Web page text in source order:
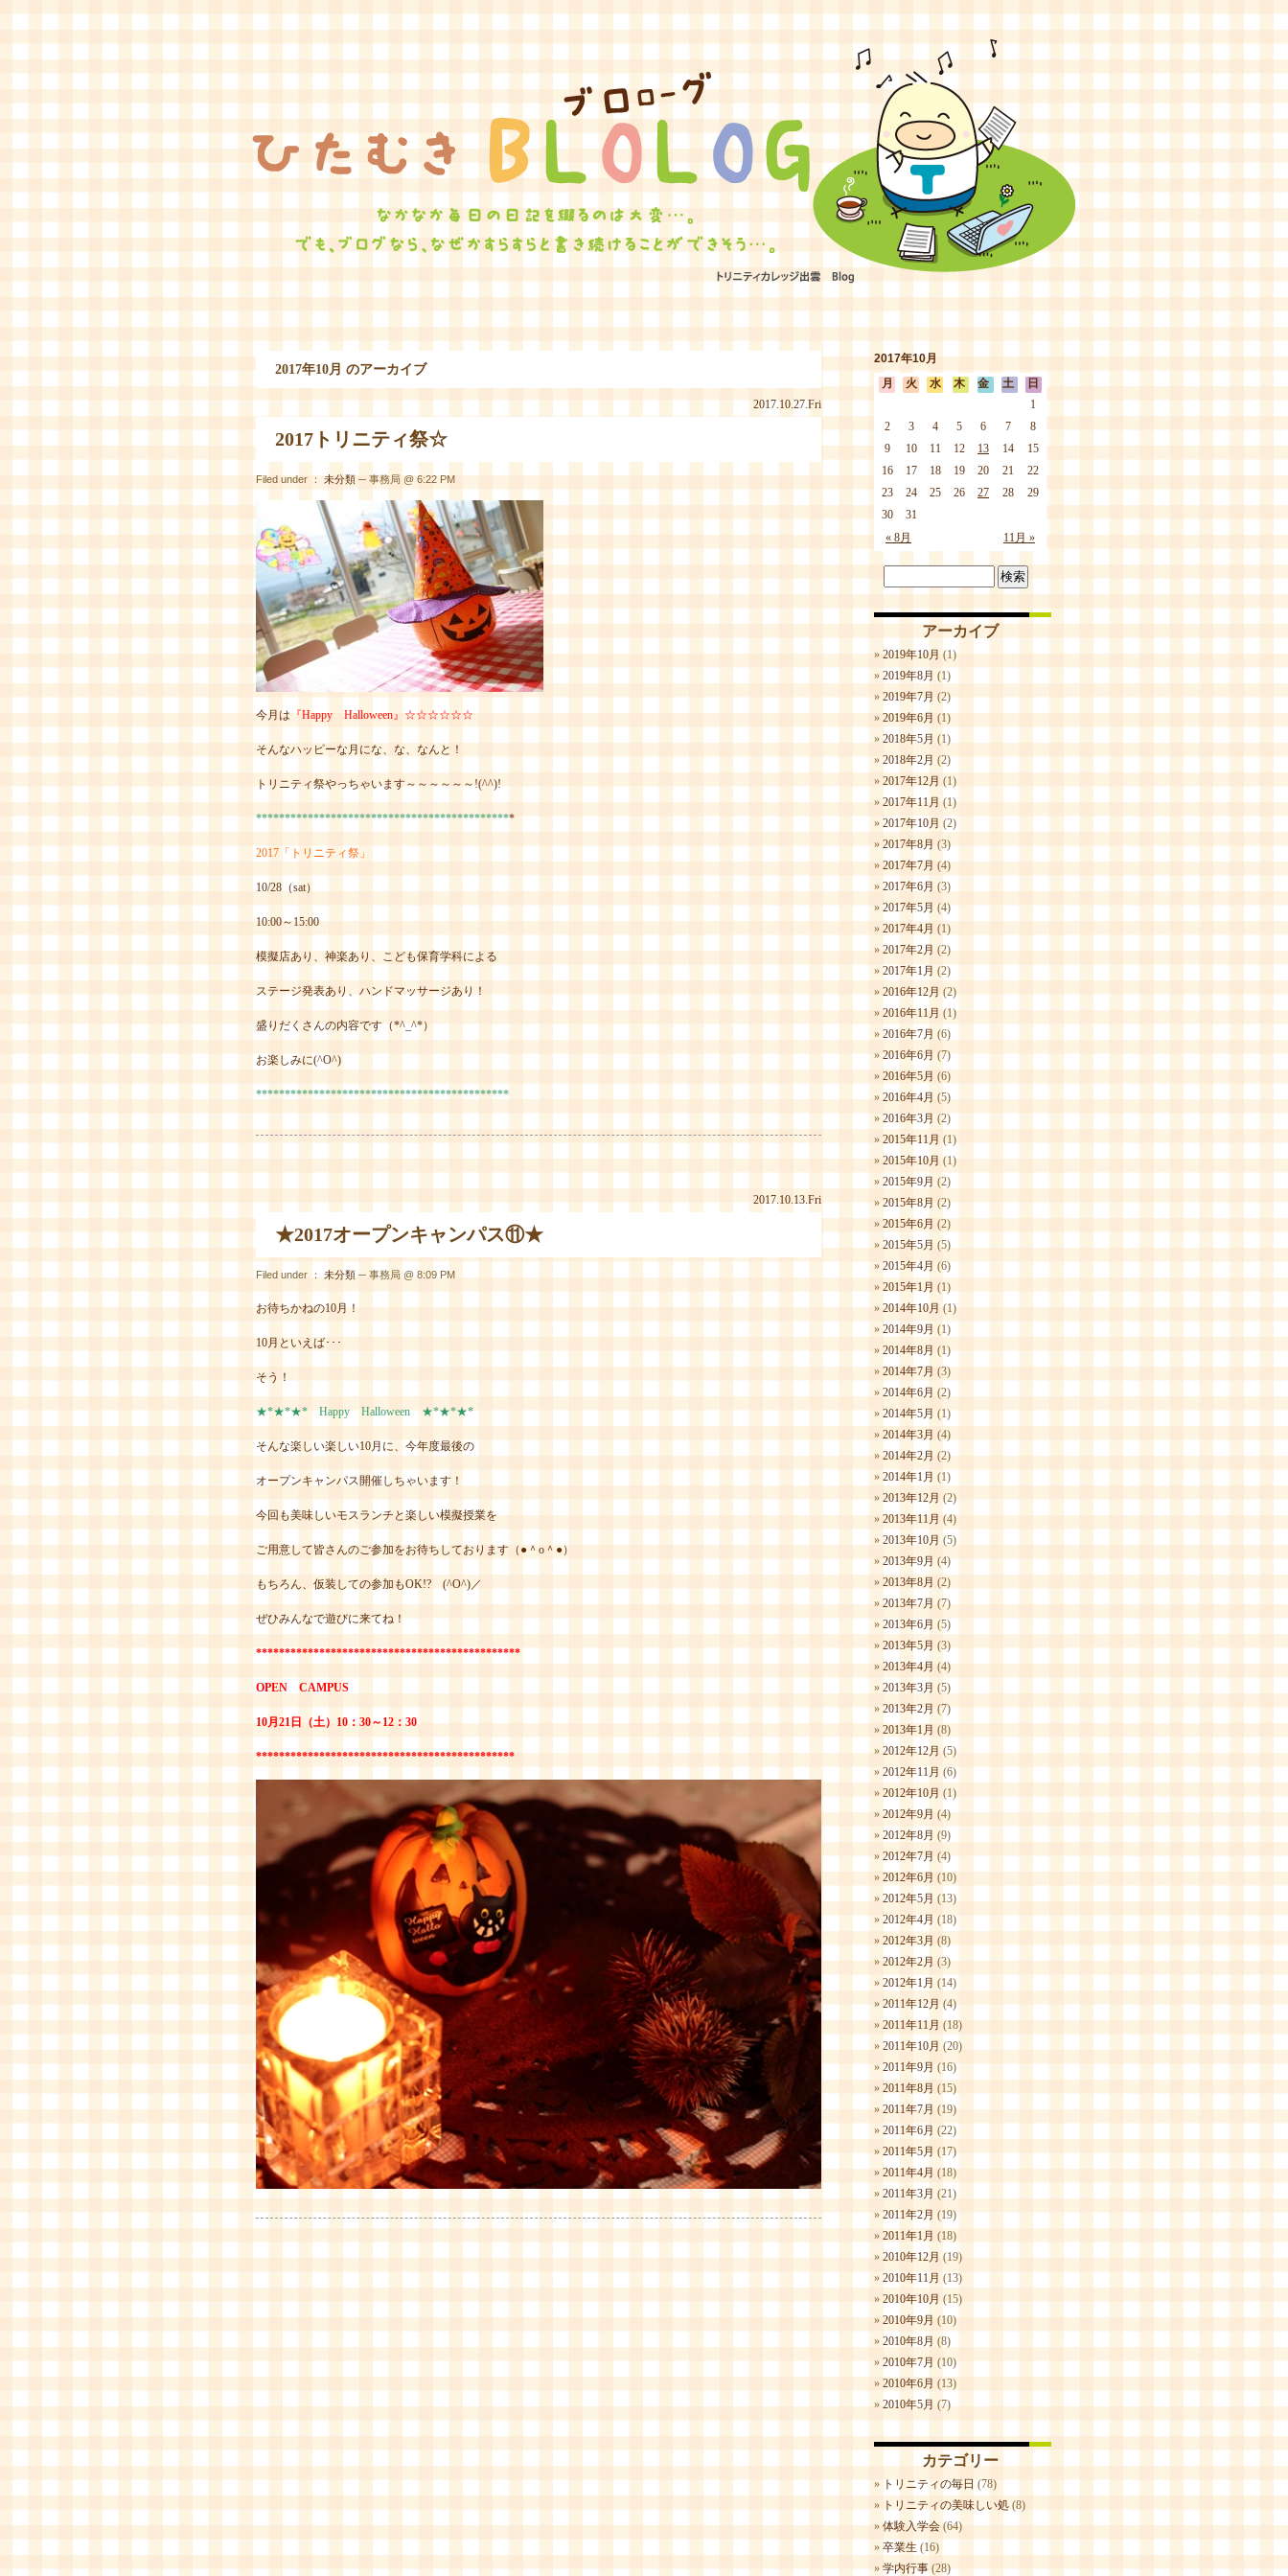
ひたむきBLOLOG
2017年10月 のアーカイブ
2017.10.27.Fri
2017トリニティ祭☆
Filed under ：未分類─ 事務局 @ 6:22 PM
今月は『Happy Halloween』☆☆☆☆☆☆
そんなハッピーな月にな、な、なんと！
トリニティ祭やっちゃいます～～～～～～!(^^)!
*********************************************
2017「トリニティ祭」
10/28（sat）
10:00～15:00
模擬店あり、神楽あり、こども保育学科による
ステージ発表あり、ハンドマッサージあり！
盛りだくさんの内容です（*^_^*）
お楽しみに(^O^)
********************************************
2017.10.13.Fri
★2017オープンキャンパス⑪★
Filed under ： 未分類 ─ 事務局 @ 8:09 PM
お待ちかねの10月！
10月といえば･･･
そう！
★*★*★* Happy Halloween ★*★*★*
そんな楽しい楽しい10月に、今年度最後の
オープンキャンパス開催しちゃいます！
今回も美味しいモスランチと楽しい模擬授業を
ご用意して皆さんのご参加をお待ちしております（●＾o＾●）
もちろん、仮装しての参加もOK!? (^O^)／
ぜひみんなで遊びに来てね！
**********************************************
OPEN CAMPUS
10月21日（土）10：30～12：30
*********************************************
2017年10月
月
火 水 木 金 土 日
« 8月 11月 »
1
2
3 4 5 6 7
8
9
10 11 12 13 14
15
16
17 18 19 20 21
22
23
24 25 26 27 28
29
30
31
アーカイブ
2019年10月 (1)
2019年8月 (1)
2019年7月 (2)
2019年6月 (1)
2018年5月 (1)
2018年2月 (2)
2017年12月 (1)
2017年11月 (1)
2017年10月 (2)
2017年8月 (3)
2017年7月 (4)
2017年6月 (3)
2017年5月 (4)
2017年4月 (1)
2017年2月 (2)
2017年1月 (2)
2016年12月 (2)
2016年11月 (1)
2016年7月 (6)
2016年6月 (7)
2016年5月 (6)
2016年4月 (5)
2016年3月 (2)
2015年11月 (1)
2015年10月 (1)
2015年9月 (2)
2015年8月 (2)
2015年6月 (2)
2015年5月 (5)
2015年4月 (6)
2015年1月 (1)
2014年10月 (1)
2014年9月 (1)
2014年8月 (1)
2014年7月 (3)
2014年6月 (2)
2014年5月 (1)
2014年3月 (4)
2014年2月 (2)
2014年1月 (1)
2013年12月 (2)
2013年11月 (4)
2013年10月 (5)
2013年9月 (4)
2013年8月 (2)
2013年7月 (7)
2013年6月 (5)
2013年5月 (3)
2013年4月 (4)
2013年3月 (5)
2013年2月 (7)
2013年1月 (8)
2012年12月 (5)
2012年11月 (6)
2012年10月 (1)
2012年9月 (4)
2012年8月 (9)
2012年7月 (4)
2012年6月 (10)
2012年5月 (13)
2012年4月 (18)
2012年3月 (8)
2012年2月 (3)
2012年1月 (14)
2011年12月 (4)
2011年11月 (18)
2011年10月 (20)
2011年9月 (16)
2011年8月 (15)
2011年7月 (19)
2011年6月 (22)
2011年5月 (17)
2011年4月 (18)
2011年3月 (21)
2011年2月 (19)
2011年1月 (18)
2010年12月 (19)
2010年11月 (13)
2010年10月 (15)
2010年9月 (10)
2010年8月 (8)
2010年7月 (10)
2010年6月 (13)
2010年5月 (7)
カテゴリー
トリニティの毎日 (78)
トリニティの美味しい処 (8)
体験入学会 (64)
卒業生 (16)
学内行事 (28)